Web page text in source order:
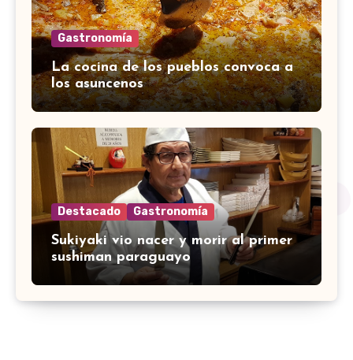
Gastronomía
La cocina de los pueblos convoca a
los asuncenos
Destacado Gastronomía
Sukiyaki vio nacer y morir al primer
sushiman paraguayo